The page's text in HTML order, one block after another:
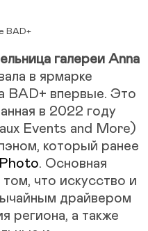
BAD+
галереи Anna
в ярмарке
BAD+ впервые. Это
в 2022 году
Events and More)
который ранее
. Основная
что искусство и
драйвером
региона, а также